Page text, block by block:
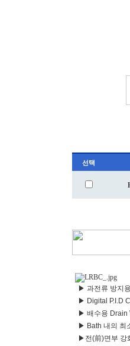
선택
▶ 과전류 방지
▶ Digital P.I.D
▶ 배수용 Drain
▶ Bath 내의 최
▶전(前)면부 강